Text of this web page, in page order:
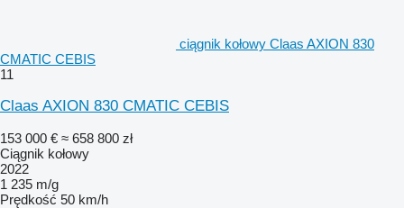
ciągnik kołowy Claas AXION 830
CMATIC CEBIS
11
Claas AXION 830 CMATIC CEBIS
153 000 € ≈ 658 800 zł
Ciągnik kołowy
2022
1 235 m/g
Prędkość 50 km/h